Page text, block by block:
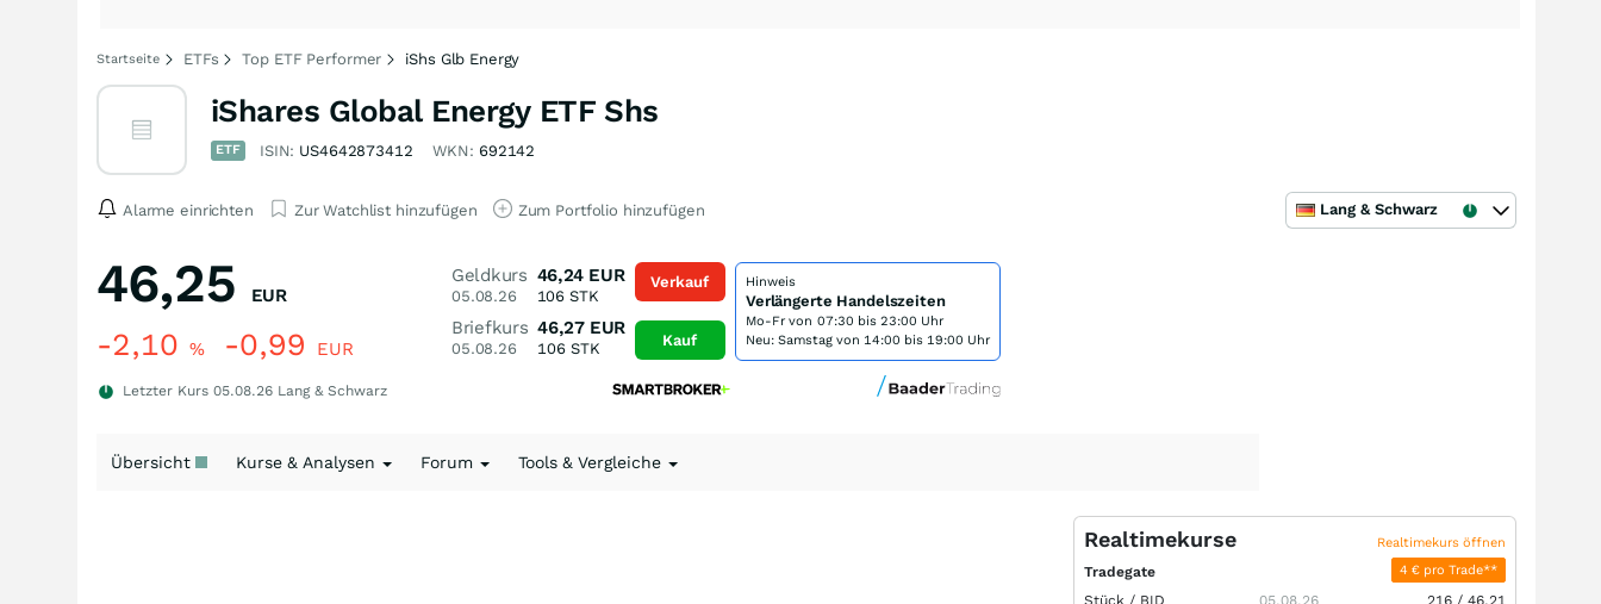
Startseite ETFs Top ETF Performer iShs Glb Energy
iShares Global Energy ETF Shs
ETF ISIN: US4642873412 WKN: 692142
Alarme einrichten Zur Watchlist hinzufügen Zum Portfolio hinzufügen Lang & Schwarz
46,25 EUR
-2,10 % -0,99 EUR
Letzter Kurs 05.08.26 Lang & Schwarz
Geldkurs
05.08.26
46,24 EUR
106 STK
Briefkurs
05.08.26
46,27 EUR
106STK
Verkauf
Kauf
Hinweis
Verlängerte Handelszeiten
Mo-Fr von 07:30 bis 23:00 Uhr
Neu: Samstag von 14:00 bis 19:00 Uhr
Übersicht Kurse & Analysen Forum Tools & Vergleiche
Realtimekurse Realtimekurs öffnen
Tradegate 4 € pro Trade**